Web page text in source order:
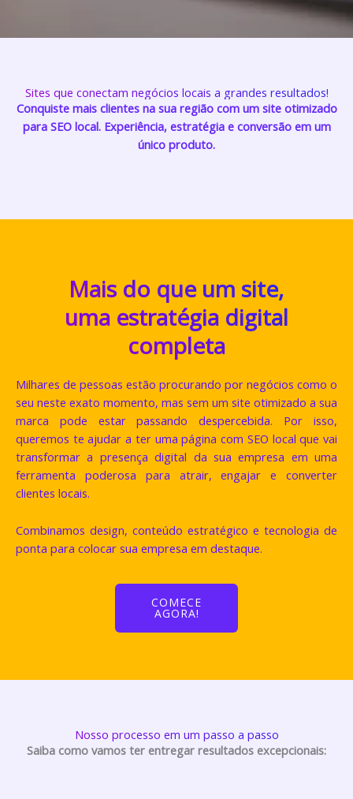
Sites que conectam negócios locais a grandes resultados!
Conquiste mais clientes na sua região com um site otimizado
para SEO local. Experiência, estratégia e conversão em um
único produto.
Mais do que um site,
uma estratégia digital
completa
Milhares de pessoas estão procurando por negócios como o
seu neste exato momento, mas sem um site otimizado a sua
marca pode estar passando despercebida. Por isso,
queremos te ajudar a ter uma página com SEO local que vai
transformar a presença digital da sua empresa em uma
ferramenta poderosa para atrair, engajar e converter
clientes locais.
Combinamos design, conteúdo estratégico e tecnologia de
ponta para colocar sua empresa em destaque.
COMECE
AGORA!
Nosso processo em um passo a passo
Saiba como vamos ter entregar resultados excepcionais: